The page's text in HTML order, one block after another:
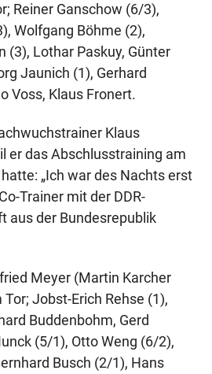
Reiner Ganschow (6/3),
Wolfgang Böhme (2),
(3), Lothar Paskuy, Günter
Jaunich (1), Gerhard
Voss, Klaus Fronert.
Klaus
er das Abschlusstraining am
„Ich war des Nachts erst
Trainer mit der DDR-
aus der Bundesrepublik
Meyer (Martin Karcher
Jobst-Erich Rehse (1),
Buddenbohm, Gerd
(5/1), Otto Weng (6/2),
Busch (2/1), Hans